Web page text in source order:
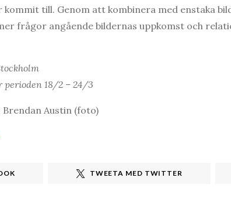
kommit till. Genom att kombinera med enstaka
frågor angående bildernas uppkomst och
18/2 – 24/3
Brendan Austin (foto)
TWEETA MED TWITTER